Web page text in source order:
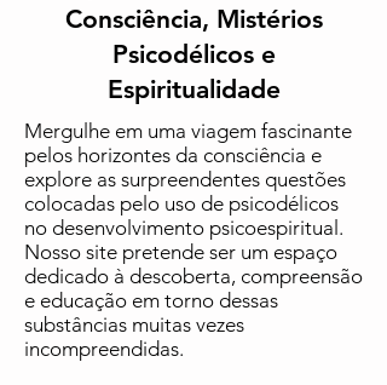
Consciência, Mistérios
Psicodélicos e
Espiritualidade
Mergulhe em uma viagem fascinante
pelos horizontes da consciência e
explore as surpreendentes questões
colocadas pelo uso de psicodélicos
no desenvolvimento psicoespiritual.
Nosso site pretende ser um espaço
dedicado à descoberta, compreensão
e educação em torno dessas
substâncias muitas vezes
incompreendidas.